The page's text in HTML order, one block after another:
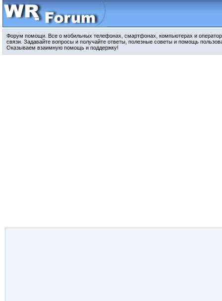
Форум помощи. Все о мобильных телефонах, смартфонах, компьютерах и
связи. Задавайте вопросы и получайте ответы, полезные советы и помощь
Оказываем взаимную помощь и поддержку!